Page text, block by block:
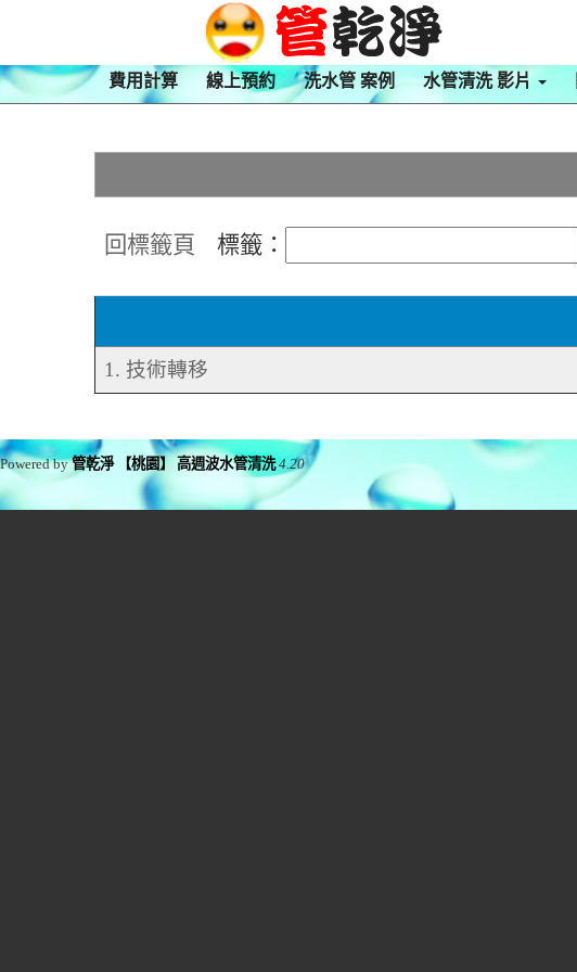
費用計算 線上預約 洗水管 案例 水管清洗 影片
回標籤頁 標籤：
1. 技術轉移
Powered by管乾淨 【桃園】 高週波水管清洗 4.20